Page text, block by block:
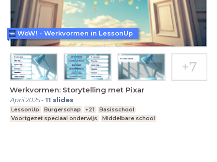
Werkvormen: Storytelling met Pixar
April 2025- 11 slides
LessonUp Burgerschap +21
Basisschool
Voortgezet speciaal onderwijs
Middelbare school
WoW! - Werkvormen in LessonUp